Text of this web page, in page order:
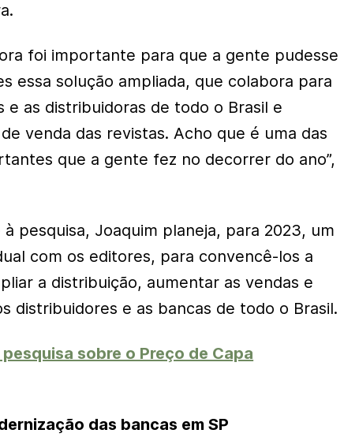
foi importante para que a gente pudesse
essa solução ampliada, que colabora para
e as distribuidoras de todo o Brasil e
venda das revistas. Acho que é uma das
que a gente fez no decorrer do ano”,
pesquisa, Joaquim planeja, para 2023, um
com os editores, para convencê-los a
a distribuição, aumentar as vendas e
distribuidores e as bancas de todo o Brasil.
sobre o Preço de Capa
das bancas em SP